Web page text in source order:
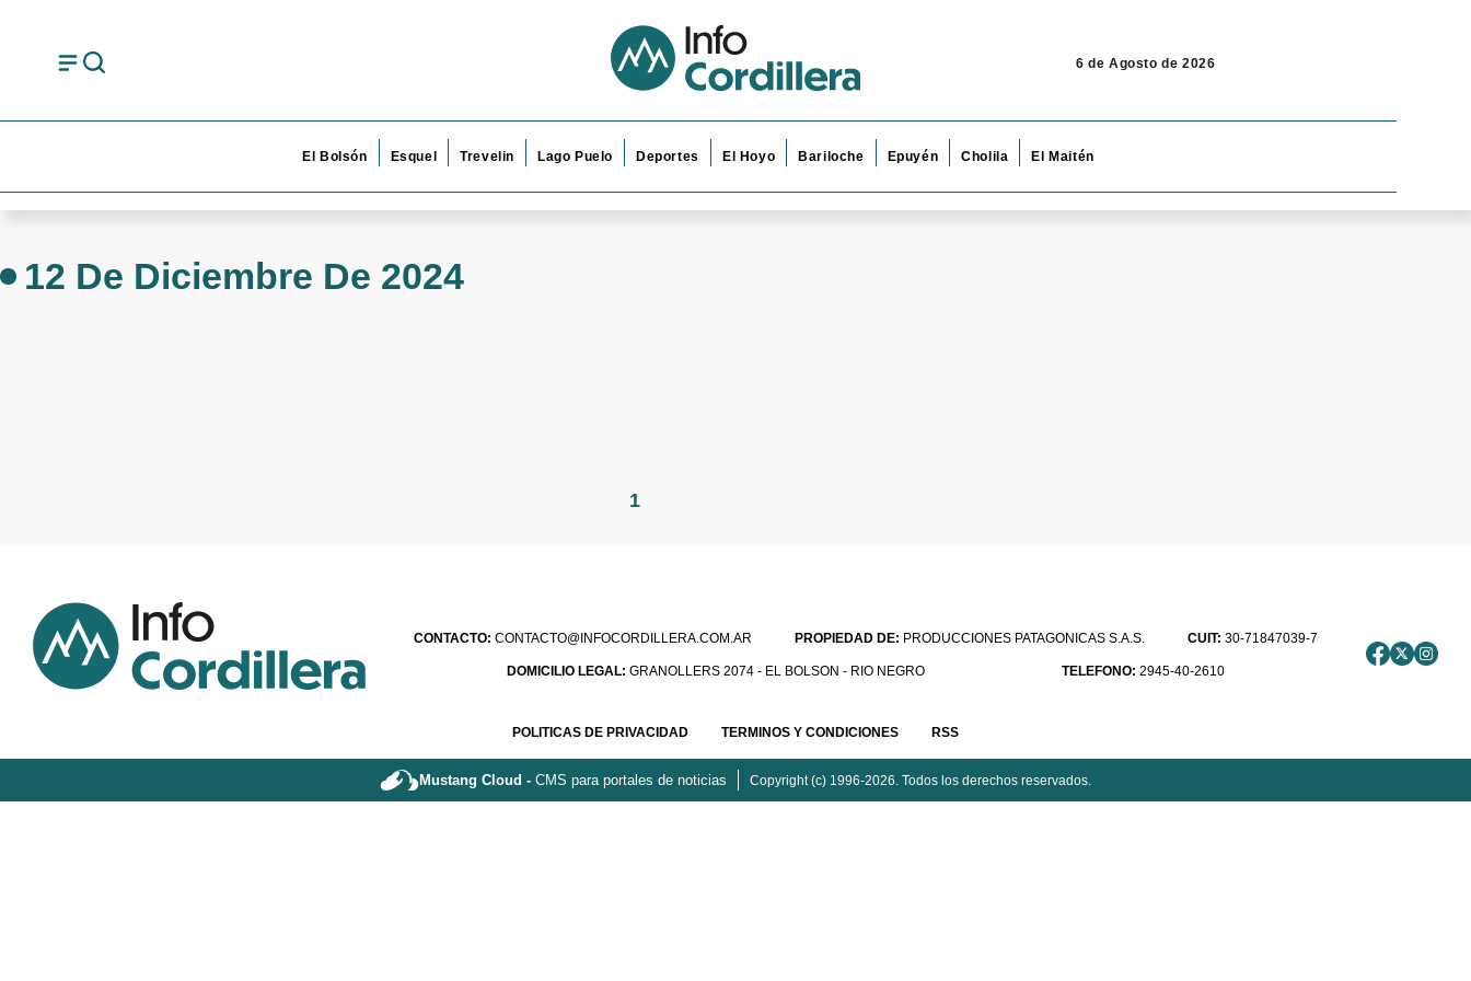
6 de Agosto de 2026
El Bolsón Esquel Trevelin Lago Puelo Deportes El Hoyo Bariloche Epuyén Cholila El Maitén
12 De Diciembre De 2024
1
CONTACTO: CONTACTO@INFOCORDILLERA.COM.AR PROPIEDAD DE: PRODUCCIONES PATAGONICAS S.A.S. CUIT: 30-71847039-7
DOMICILIO LEGAL:GRANOLLERS 2074 - EL BOLSON - RIO NEGRO TELEFONO: 2945-40-2610
POLITICAS DE PRIVACIDAD TERMINOS Y CONDICIONES RSS
Mustang Cloud - CMS para portales de noticias Copyright (c) 1996-2026. Todos los derechos reservados.